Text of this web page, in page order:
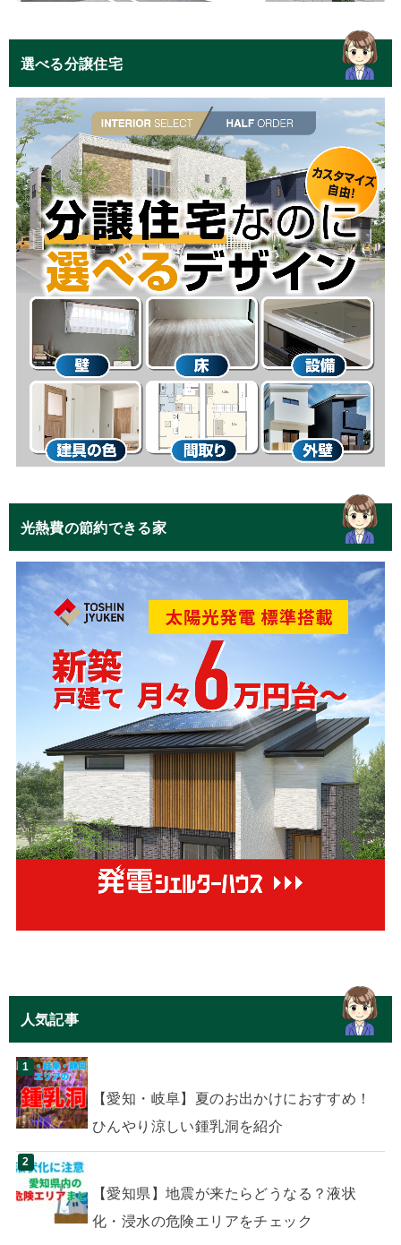
選べる分譲住宅
光熱費の節約できる家
人気記事
【愛知・岐阜】夏のお出かけにおすすめ！
ひんやり涼しい鍾乳洞を紹介
【愛知県】地震が来たらどうなる？液状
化・浸水の危険エリアをチェック